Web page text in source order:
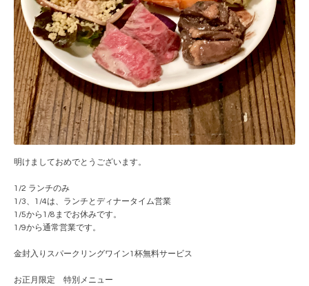
明けましておめでとうございます。
1/2 ランチのみ
1/3、1/4は、ランチとディナータイム営業
1/5から1/8までお休みです。
1/9から通常営業です。
金封入りスパークリングワイン1杯無料サービス
お正月限定 特別メニュー